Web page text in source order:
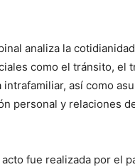
analiza la
como el tránsito, el
intrafamiliar, así como
personal y relaciones
fue realizada por el